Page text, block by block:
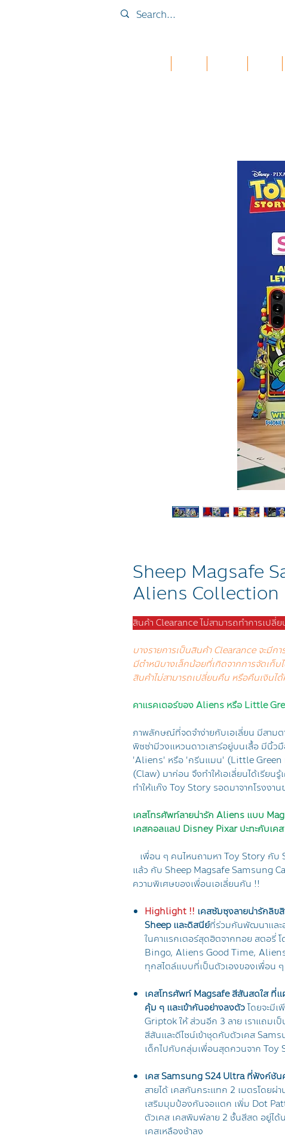
Sheep Magsafe
Aliens Collection
สินค้า Clearance ไม่สามารถทำการเป
บางรายการเป็นสินค้า Clearance จะมีกา
มีตำหนิบางเล็กน้อยที่เกิดจากการจัดเก็
สินค้าไม่สามารถเปลี่ยนคืน หรือคืนเงินไ
คาแรคเตอร์ของ Aliens หรือ Little
ภาพลักษณ์ที่จดจำง่ายกับเอเลี่ยน มีสาม
พิซซ่ามีวงแหวนดาวเสาร์อยู่บนเสื้อ มีนิ้ว
'Aliens' หรือ 'กรีนแมน' (Little Green
(Claw) มาก่อน จึงทำให้เอเลี่ยนได้เรีย
ทำให้แก๊ง Toy Story รอดมาจากโรงงาน
เคสโทรศัพท์ลายน่ารัก Aliens แบบ
เคสคอลแลป Disney Pixar ปะทะกับเค
เพื่อน ๆ คนไหนถามหา Toy Story กับ
แล้ว กับ Sheep Magsafe Samsung
ความพิเศษของเพื่อนเอเลี่ยนกัน !!
Highlight !! เคสซัมซุงลายน่ารักลิ
Sheep และดิสนีย์ที่ร่วมกันพัฒนาและ
ในคาแรกเตอร์สุดฮิตจากทอย สตอรี่
Bingo, Aliens Good Time,
ทุกสไตล์แบบที่เป็นตัวเองของเพื่อน
เคสโทรศัพท์ Magsafe สีสันสดใส
คุ้ม ๆ และเข้ากันอย่างลงตัวโดยจะมี
Griptok ให้ ส่วนอีก 3 ลาย เราแถม
สีสันและดีไซน์เข้าชุดกับตัวเคส
เด็กไปกับกลุ่มเพื่อนสุดกวนจาก Toy
เคส Samsung S24 Ultra ที่ฟังก์ชั
สายได้ เคสกันกระแทก 2 เมตรโดยผ่
เสริมมุมป้องกันจอแตก เพิ่ม Dot
ตัวเคส เคสพิมพ์ลาย 2 ชั้นสีสด อยู่ไ
เคสเหลืองช้าลง